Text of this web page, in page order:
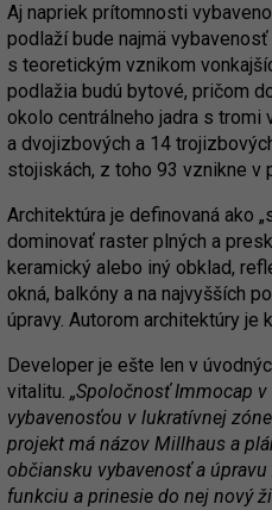
Aj napriek prítomnosti
podlaží bude najmä
s teoretickým vznikom
podlažia budú bytové, pričom
okolo centrálneho jadra s tromi
a dvojizbových a 14
stojiskách, z toho 93 vznikne v
Architektúra je definovaná ako
dominovať raster plných a
keramický alebo iný obklad,
okná, balkóny a na najvyšších
úpravy. Autorom architektúry je
Developer je ešte len v
vitalitu. „Spoločnosť Immocap
vybavenosťou v lukratívnej
projekt má názov Millhaus a
občiansku vybavenosť a
funkciu a prinesie do nej nový